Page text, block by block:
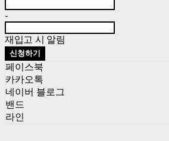
-
재입고 시 알림
신청하기
페이스북
카카오톡
네이버 블로그
밴드
라인